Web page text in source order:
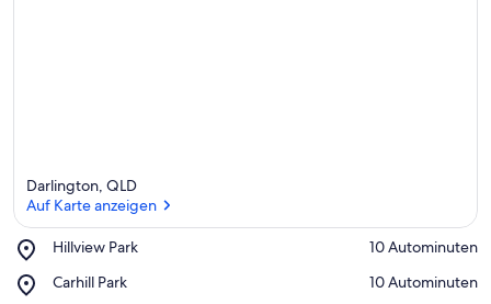
Darlington, QLD
Auf Karte anzeigen
Hillview Park
Place,
Park
‪10 Autominuten‬
Carhill Park
Place,
‪10 Autominuten‬